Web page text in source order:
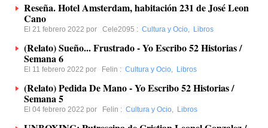
Reseña. Hotel Amsterdam, habitación 231 de José Leon
Cano
El 21 febrero 2022 por Cele2095 : Cultura y Ocio, Libros
(Relato) Sueño... Frustrado - Yo Escribo 52 Historias /
Semana 6
El 11 febrero 2022 por Felin : Cultura y Ocio, Libros
(Relato) Pedida De Mano - Yo Escribo 52 Historias /
Semana 5
El 04 febrero 2022 por Felin : Cultura y Ocio, Libros